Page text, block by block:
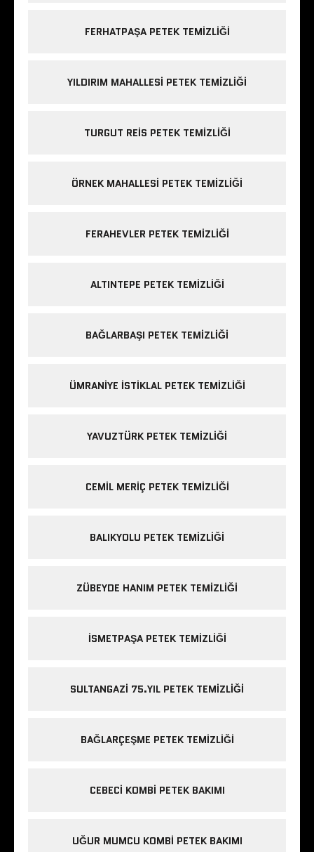
FERHATPAŞA PETEK TEMIZLIĞI
YILDIRIM MAHALLESI PETEK TEMIZLIĞI
TURGUT REIS PETEK TEMIZLIĞI
ÖRNEK MAHALLESI PETEK TEMIZLIĞI
FERAHEVLER PETEK TEMIZLIĞI
ALTINTEPE PETEK TEMIZLIĞI
BAĞLARBAŞI PETEK TEMIZLIĞI
ÜMRANIYE ISTIKLAL PETEK TEMIZLIĞI
YAVUZTÜRK PETEK TEMIZLIĞI
CEMIL MERIÇ PETEK TEMIZLIĞI
BALIKYOLU PETEK TEMIZLIĞI
ZÜBEYDE HANIM PETEK TEMIZLIĞI
ISMETPAŞA PETEK TEMIZLIĞI
SULTANGAZI 75.YIL PETEK TEMIZLIĞI
BAĞLARÇEŞME PETEK TEMIZLIĞI
CEBECI KOMBI PETEK BAKIMI
UĞUR MUMCU KOMBI PETEK BAKIMI